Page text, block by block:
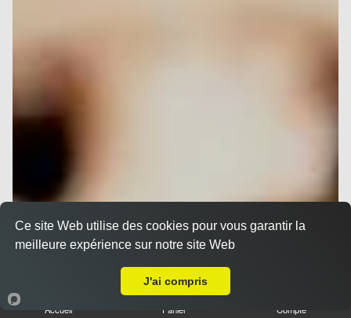
Accueil Panier Compte
Ce site Web utilise des cookies pour vous garantir la
meilleure expérience sur notre site Web
J'ai compris